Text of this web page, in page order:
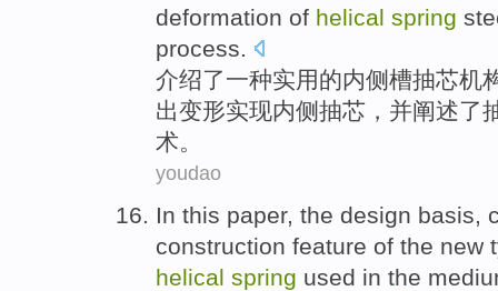
deformation of helical spring
process.
介绍了一种实用的内侧槽抽芯机
出变形实现内侧抽芯，并阐述了
术。
youdao
In this paper, the design basis,
construction feature of the new
helical spring used in the